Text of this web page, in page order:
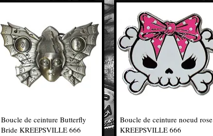
Boucle de ceinture Butterfly
Bride KREEPSVILLE 666
Boucle de ceinture noeud rose
KREEPSVILLE 666